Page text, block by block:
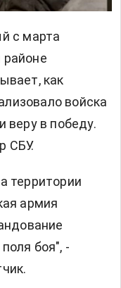
с марта
районе
как
войска
веру в победу.
СБУ.
территории
армия
боя", -